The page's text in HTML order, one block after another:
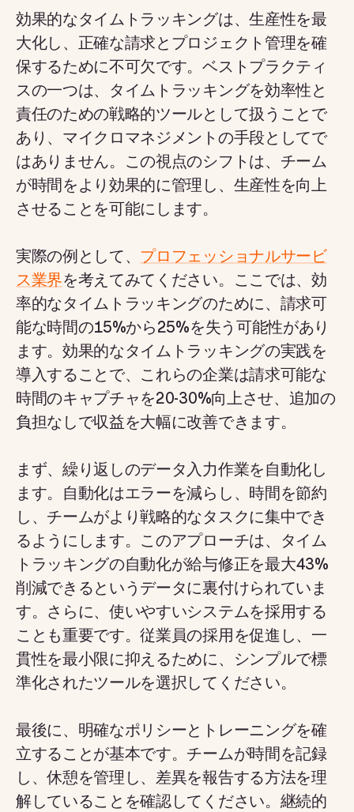
効果的なタイムトラッキングは、生産性を最
大化し、正確な請求とプロジェクト管理を確
保するために不可欠です。ベストプラクティ
スの一つは、タイムトラッキングを効率性と
責任のための戦略的ツールとして扱うことで
あり、マイクロマネジメントの手段としてで
はありません。この視点のシフトは、チーム
が時間をより効果的に管理し、生産性を向上
させることを可能にします。
実際の例として、 プロフェッショナルサービ
ス業界を考えてみてください。ここでは、効
率的なタイムトラッキングのために、請求可
能な時間の15%から25%を失う可能性があり
ます。効果的なタイムトラッキングの実践を
導入することで、これらの企業は請求可能な
時間のキャプチャを20-30%向上させ、追加の
負担なしで収益を大幅に改善できます。
まず、繰り返しのデータ入力作業を自動化し
ます。自動化はエラーを減らし、時間を節約
し、チームがより戦略的なタスクに集中でき
るようにします。このアプローチは、タイム
トラッキングの自動化が給与修正を最大43%
削減できるというデータに裏付けられていま
す。さらに、使いやすいシステムを採用する
ことも重要です。従業員の採用を促進し、一
貫性を最小限に抑えるために、シンプルで標
準化されたツールを選択してください。
最後に、明確なポリシーとトレーニングを確
立することが基本です。チームが時間を記録
し、休憩を管理し、差異を報告する方法を理
解していることを確認してください。継続的